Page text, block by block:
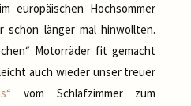
europäischen Hochsommer
schon länger mal hinwollten.
Motorräder fit gemacht
auch wieder unser treuer
vom Schlafzimmer zum